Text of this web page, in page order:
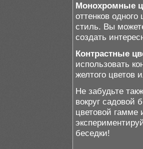
Монохромные
оттенков
стиль. Вы
создать
Контрастные
использовать
желтого цветов
Не забудьте
вокруг садовой
цветовой
беседки!